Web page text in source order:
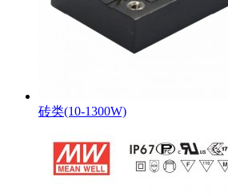
砖类(10-1300W)